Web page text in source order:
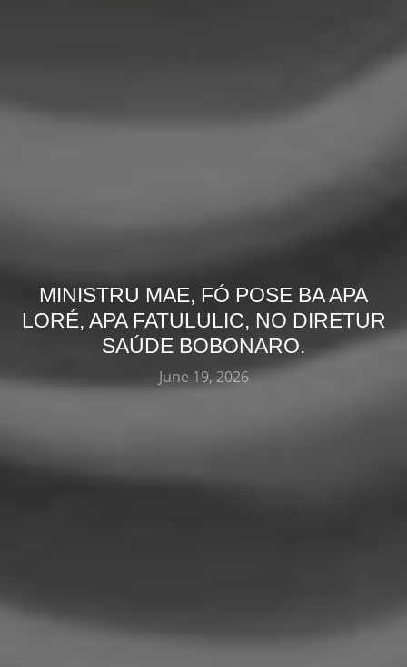
MINISTRU MAE, FÓ POSE BA APA
LORÉ, APA FATULULIC, NO DIRETUR
SAÚDE BOBONARO.
June 19, 2026